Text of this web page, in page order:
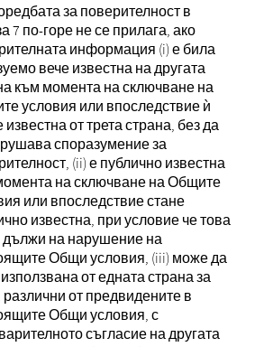
за поверителност в
7 по-горе не се прилага, ако
информация (i) е била
вече известна на другата
към момента на сключване на
условия или впоследствие ѝ
известна от трета страна, без да
споразумение за
(ii) е публично известна
на сключване на Общите
или впоследствие стане
известна, при условие че това
дължи на нарушение на
Общи условия, (iii) може да
от едната страна за
различни от предвидените в
Общи условия, с
съгласие на другата